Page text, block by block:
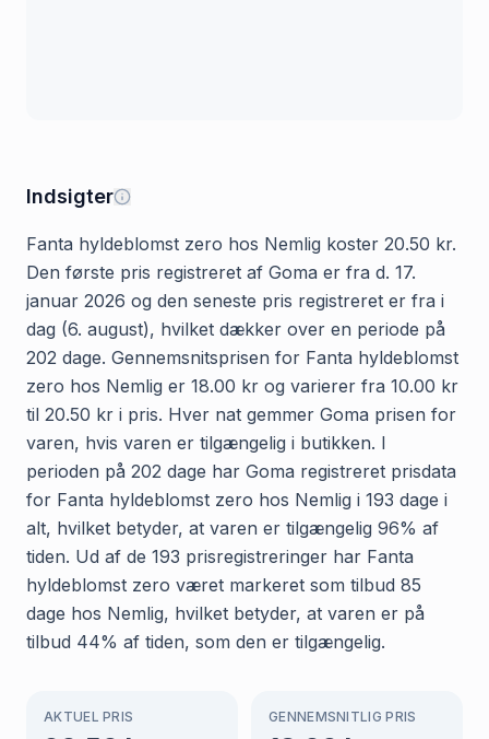
Indsigter
Fanta hyldeblomst zero hos Nemlig koster 20.50 kr.
Den første pris registreret af Goma er fra d. 17.
januar 2026 og den seneste pris registreret er fra i
dag (6. august), hvilket dækker over en periode på
202 dage. Gennemsnitsprisen for Fanta hyldeblomst
zero hos Nemlig er 18.00 kr og varierer fra 10.00 kr
til 20.50 kr i pris. Hver nat gemmer Goma prisen for
varen, hvis varen er tilgængelig i butikken. I
perioden på 202 dage har Goma registreret prisdata
for Fanta hyldeblomst zero hos Nemlig i 193 dage i
alt, hvilket betyder, at varen er tilgængelig 96% af
tiden. Ud af de 193 prisregistreringer har Fanta
hyldeblomst zero været markeret som tilbud 85
dage hos Nemlig, hvilket betyder, at varen er på
tilbud 44% af tiden, som den er tilgængelig.
AKTUEL PRIS GENNEMSNITLIG PRIS